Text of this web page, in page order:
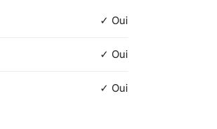
standard
✓ Oui
✓ Oui
✓ Oui